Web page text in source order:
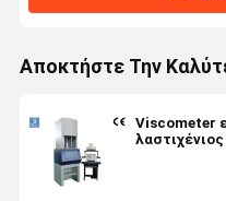
Αποκτήστε Την
Viscometer